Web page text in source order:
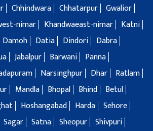
Chhindwara Chhatarpur Gwalior
nimar Khandwaeast-nimar
Katni
Damoh Datia Dindori
Dabra
Jabalpur Barwani
Panna
Narsinghpur Dhar
Ratlam
Mandla Bhopal Bhind
Betul
Hoshangabad Harda Sehore
Sagar Satna Sheopur Shivpuri